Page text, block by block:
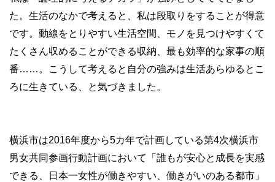
た。生活のなかで考えると、私は段取りをすることが得意
です。動線をとりやすい生活空間、モノを見つけやすくて
たくさん収めることができる収納、最も効率的な家事の順
番……。こうして考えると自分の強みは生活あらゆるとこ
ろに生きている、と気づきました。
横浜市は2016年度から5カ年で計画している第4次横浜市
男女共同参画行動計画において「誰もが安心と成長を実感
できる、日本一女性が働きやすい、働きがいのある都市」